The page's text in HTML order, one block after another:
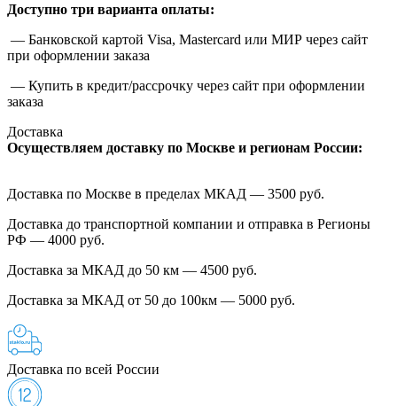
Доступно три варианта оплаты:
— Банковской картой Visa, Mastercard или МИР через сайт
при оформлении заказа
— Купить в кредит/рассрочку через сайт при оформлении
заказа
Доставка
Осуществляем доставку по Москве и регионам России:
Доставка по Москве в пределах МКАД — 3500 руб.
Доставка до транспортной компании и отправка в Регионы
РФ — 4000 руб.
Доставка за МКАД до 50 км — 4500 руб.
Доставка за МКАД от 50 до 100км — 5000 руб.
Доставка по всей России